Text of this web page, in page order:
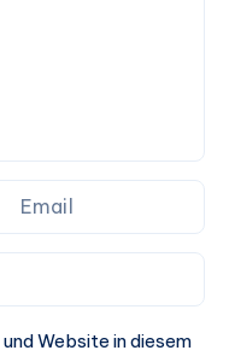
Website in diesem